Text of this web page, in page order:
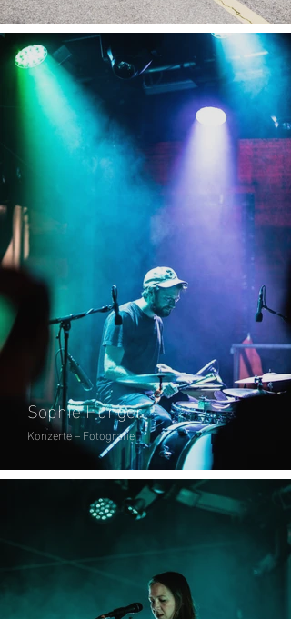
Sophie Hunger
Konzerte – Fotografie